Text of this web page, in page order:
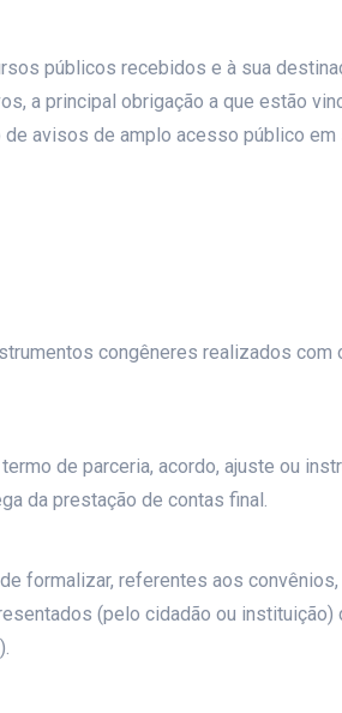
públicos recebidos e à sua
a principal obrigação a que estão
avisos de amplo acesso público
congêneres realizados
de parceria, acordo, ajuste ou
da prestação de contas final.
formalizar, referentes aos
(pelo cidadão ou